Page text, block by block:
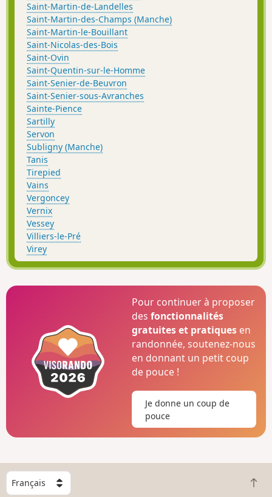
Saint-Martin-de-Landelles
Saint-Martin-des-Champs (Manche)
Saint-Martin-le-Bouillant
Saint-Nicolas-des-Bois
Saint-Ovin
Saint-Quentin-sur-le-Homme
Saint-Senier-de-Beuvron
Saint-Senier-sous-Avranches
Sainte-Pience
Sartilly
Servon
Subligny (Manche)
Tanis
Tirepied
Vains
Vergoncey
Vernix
Vessey
Villiers-le-Pré
Virey
Pour continuer à proposer
desfonctionnalités
gratuites et pratiques en
randonnée, soutenez-nous
en donnant un petit coup
de pouce !
Je donne un coup de
pouce
C
h
R